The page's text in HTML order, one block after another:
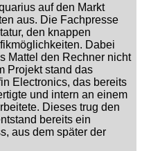
auf den Markt
aus. Die Fachpresse
den knappen
Dabei
Mattel den Rechner nicht
Projekt stand das
Electronics, das bereits
und intern an einem
Dieses trug den
bereits ein
aus dem später der